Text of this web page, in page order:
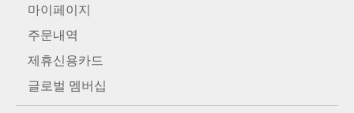
마이페이지
주문내역
제휴신용카드
글로벌 멤버십